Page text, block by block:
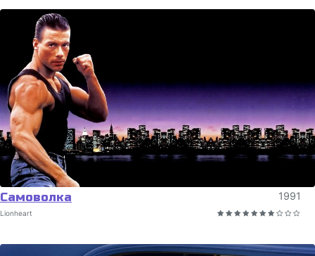
Самоволка 1991
Lionheart